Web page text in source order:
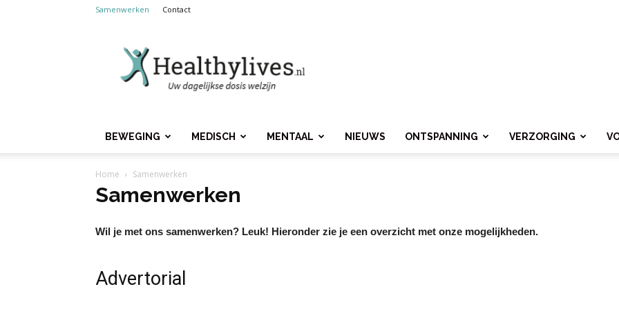
Samenwerken Contact
BEWEGING MEDISCH MENTAAL NIEUWS ONTSPANNING VERZORGING
Home Samenwerken
Samenwerken
Wil je met ons samenwerken? Leuk! Hieronder zie je een overzicht met onze mogelijkheden.
Advertorial